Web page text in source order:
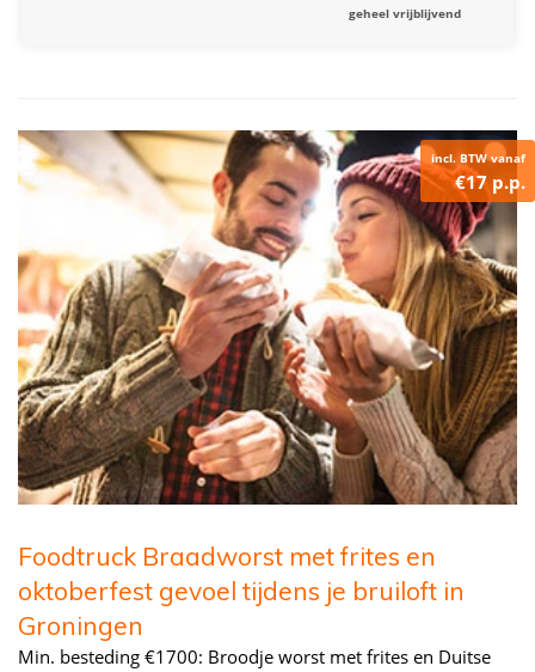
geheel vrijblijvend
incl. BTW vanaf
€17 p.p.
Foodtruck Braadworst met frites en
oktoberfest gevoel tijdens je bruiloft in
Groningen
Min. besteding €1700: Broodje worst met frites en Duitse